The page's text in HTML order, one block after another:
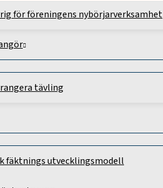
för föreningens nybörjarverksamhet
tävling
fäktnings utvecklingsmodell